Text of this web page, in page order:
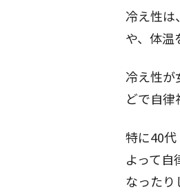
冷え性は
や、体温
冷え性が
どで自律
特に40代
よって自
なったり